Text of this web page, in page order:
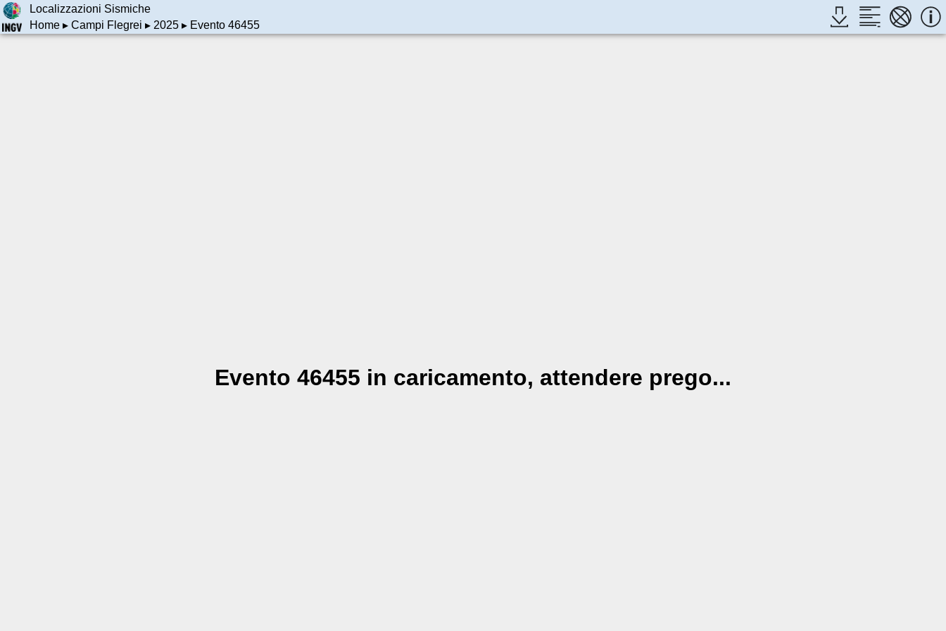
Localizzazioni Sismiche
Home▸ Campi Flegrei ▸ 2025▸ Evento 46455
Evento 46455 in caricamento, attendere prego...